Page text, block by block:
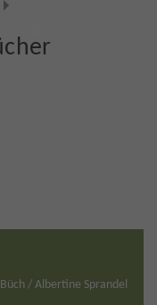
/ Albertine Sprandel